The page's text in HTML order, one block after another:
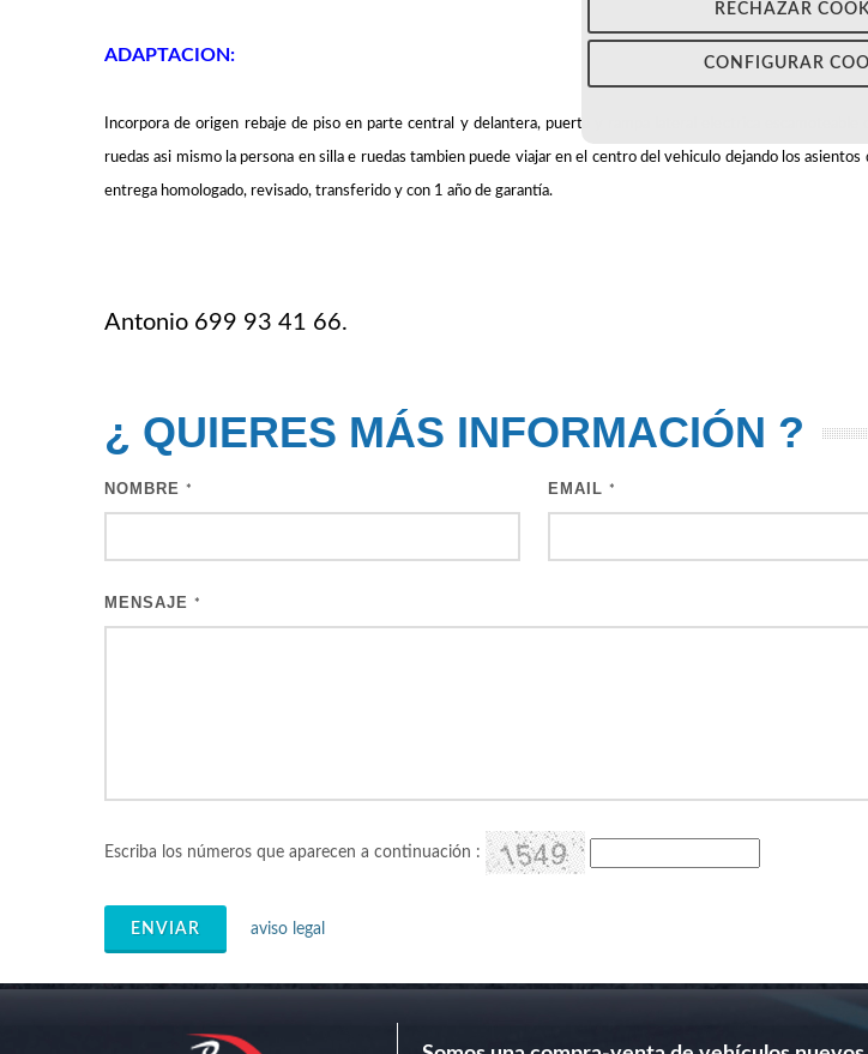
ADAPTACION:
Incorpora de origen rebaje de piso en parte central y delantera, puerta y rampa lateral electrica
ruedas asi mismo la persona en silla e ruedas tambien puede viajar en el centro del vehiculo dejando los
entrega homologado, revisado, transferido y con 1 año de garantía.
Antonio 699 93 41 66.
¿ QUIERES MÁS INFORMACIÓN ?
NOMBRE * EMAIL*
MENSAJE *
Escriba los números que aparecen a continuación :
ENVIAR aviso legal
RECHAZAR
CONFIGURAR